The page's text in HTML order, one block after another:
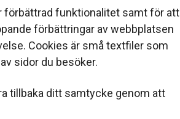
förbättrad funktionalitet samt för att
förbättringar av webbplatsen
Cookies är små textfiler som
sidor du besöker.
tillbaka ditt samtycke genom att
inom Sveriges begravningsbyråers
Det personliga är centralt för oss,
bemötande och när vi utformar
personliga begravningar.